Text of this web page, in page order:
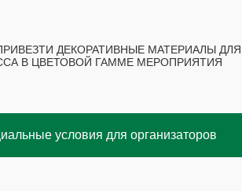
ДЕКОРАТИВНЫЕ МАТЕРИАЛЫ ДЛЯ
В ЦВЕТОВОЙ ГАММЕ МЕРОПРИЯТИЯ
условия для организаторов